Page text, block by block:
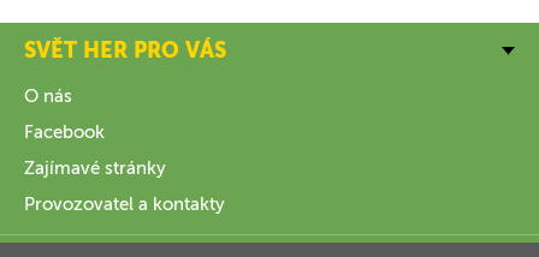
SVĚT HER PRO VÁS
O nás
Facebook
Zajímavé stránky
Provozovatel a kontakty